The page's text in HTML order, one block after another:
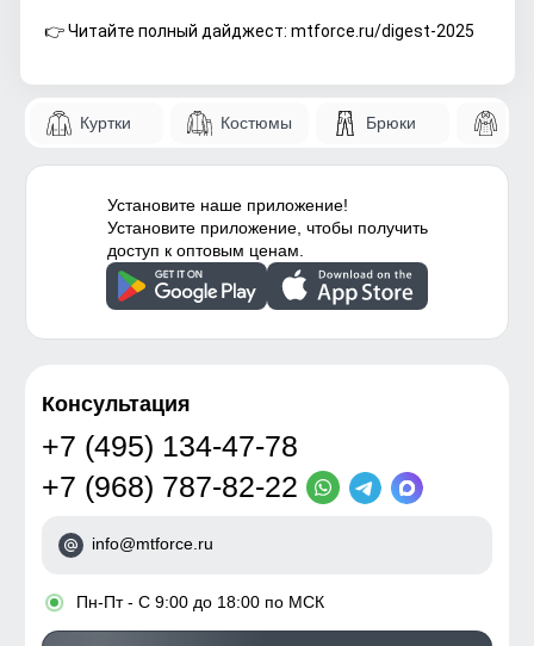
👉 Читайте полный дайджест: mtforce.ru/digest-2025
Куртки Костюмы Брюки
Установите наше приложение!
Установите приложение, чтобы получить
доступ к оптовым ценам.
Консультация
+7 (495) 134-47-78
+7 (968) 787-82-22
info@mtforce.ru
• Пн-Пт - С 9:00 до 18:00 по МСК